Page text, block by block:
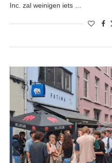
Inc. zal weinigen iets …